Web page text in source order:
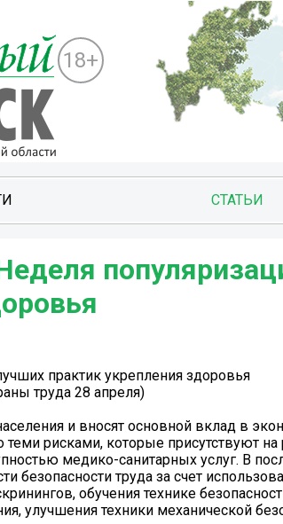
18+
СТАТЬИ
практик укрепления здоровья
труда 28 апреля)
и вносят основной вклад в
теми рисками, которые присутствуют
медико-санитарных услуг. В
безопасности труда за счет
обучения технике
улучшения техники механической